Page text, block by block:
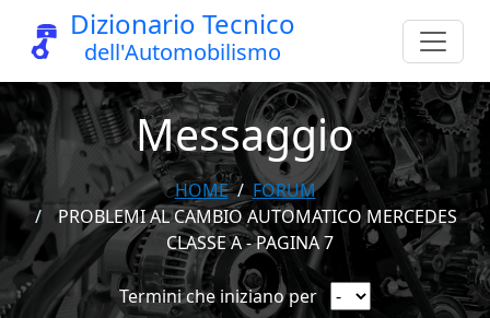
Dizionario Tecnico
dell'Automobilismo
Messaggio
HOME
FORUM
PROBLEMI AL CAMBIO AUTOMATICO MERCEDES
CLASSE A - PAGINA 7
Termini che iniziano per